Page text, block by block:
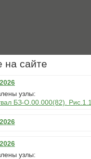
на сайте
узлы:
БЗ-О.00.000(82).
узлы: